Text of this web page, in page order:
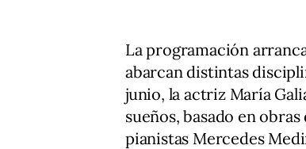
La programación
abarcan distintas
junio, la actriz María
sueños, basado en
pianistas Mercedes